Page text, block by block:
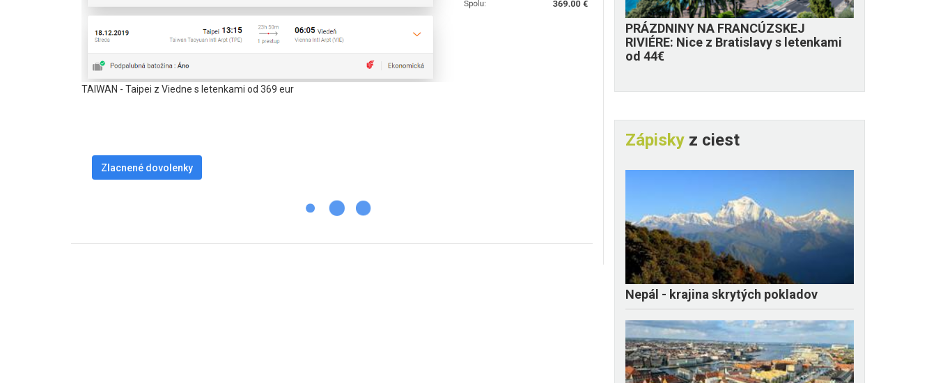
TAIWAN - Taipei z Viedne s letenkami od 369 eur
Zlacnené dovolenky
PRÁZDNINY NA FRANCÚZSKEJ
RIVIÉRE: Nice z Bratislavy s letenkami
od 44€
Zápisky z ciest
Nepál - krajina skrytých pokladov